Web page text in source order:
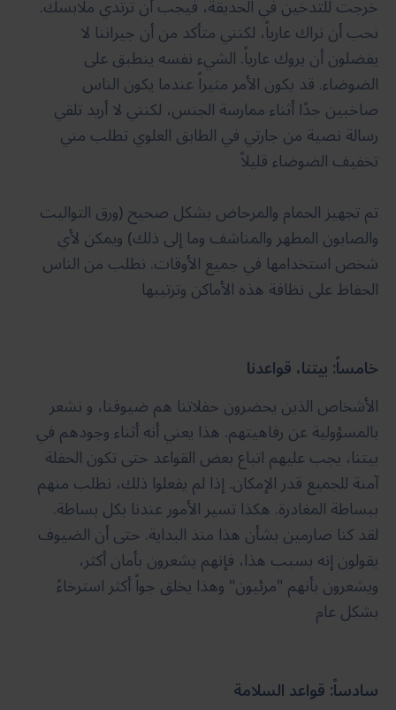
خرجت للتدخين في الحديقة، فيجب أن ترتدي ملابسك.
نحب أن نراك عارياً، لكنني متأكد من أن جيراننا لا
يفضلون أن يروك عارياً. الشيء نفسه ينطبق على
الضوضاء. قد يكون الأمر مثيراً عندما يكون الناس
صاخبين جدًا أثناء ممارسة الجنس، لكنني لا أريد تلقي
رسالة نصية من جارتي في الطابق العلوي تطلب مني
تخفيف الضوضاء قليلاً
تم تجهيز الحمام والمرحاض بشكل صحيح (ورق التواليت
والصابون المطهر والمناشف وما إلى ذلك) ويمكن لأي
شخص استخدامها في جميع الأوقات. نطلب من الناس
الحفاظ على نظافة هذه الأماكن وترتيبها
خامساً: بيتنا، قواعدنا
الأشخاص الذين يحضرون حفلاتنا هم ضيوفنا، و نشعر
بالمسؤولية عن رفاهيتهم. هذا يعني أنه أثناء وجودهم في
بيتنا، يجب عليهم اتباع بعض القواعد حتى تكون الحفلة
آمنة للجميع قدر الإمكان. إذا لم يفعلوا ذلك، نطلب منهم
ببساطة المغادرة. هكذا تسير الأمور عندنا بكل بساطة.
لقد كنا صارمين بشأن هذا منذ البداية. حتى أن الضيوف
يقولون إنه بسبب هذا، فإنهم يشعرون بأمان أكثر،
ويشعرون بأنهم "مرئيون" وهذا يخلق جواً أكثر استرخاءً
بشكل عام
سادساً: قواعد السلامة